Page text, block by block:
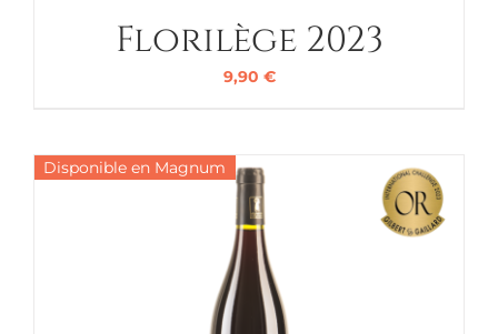
Florilège 2023
9,90 €
Disponible en Magnum